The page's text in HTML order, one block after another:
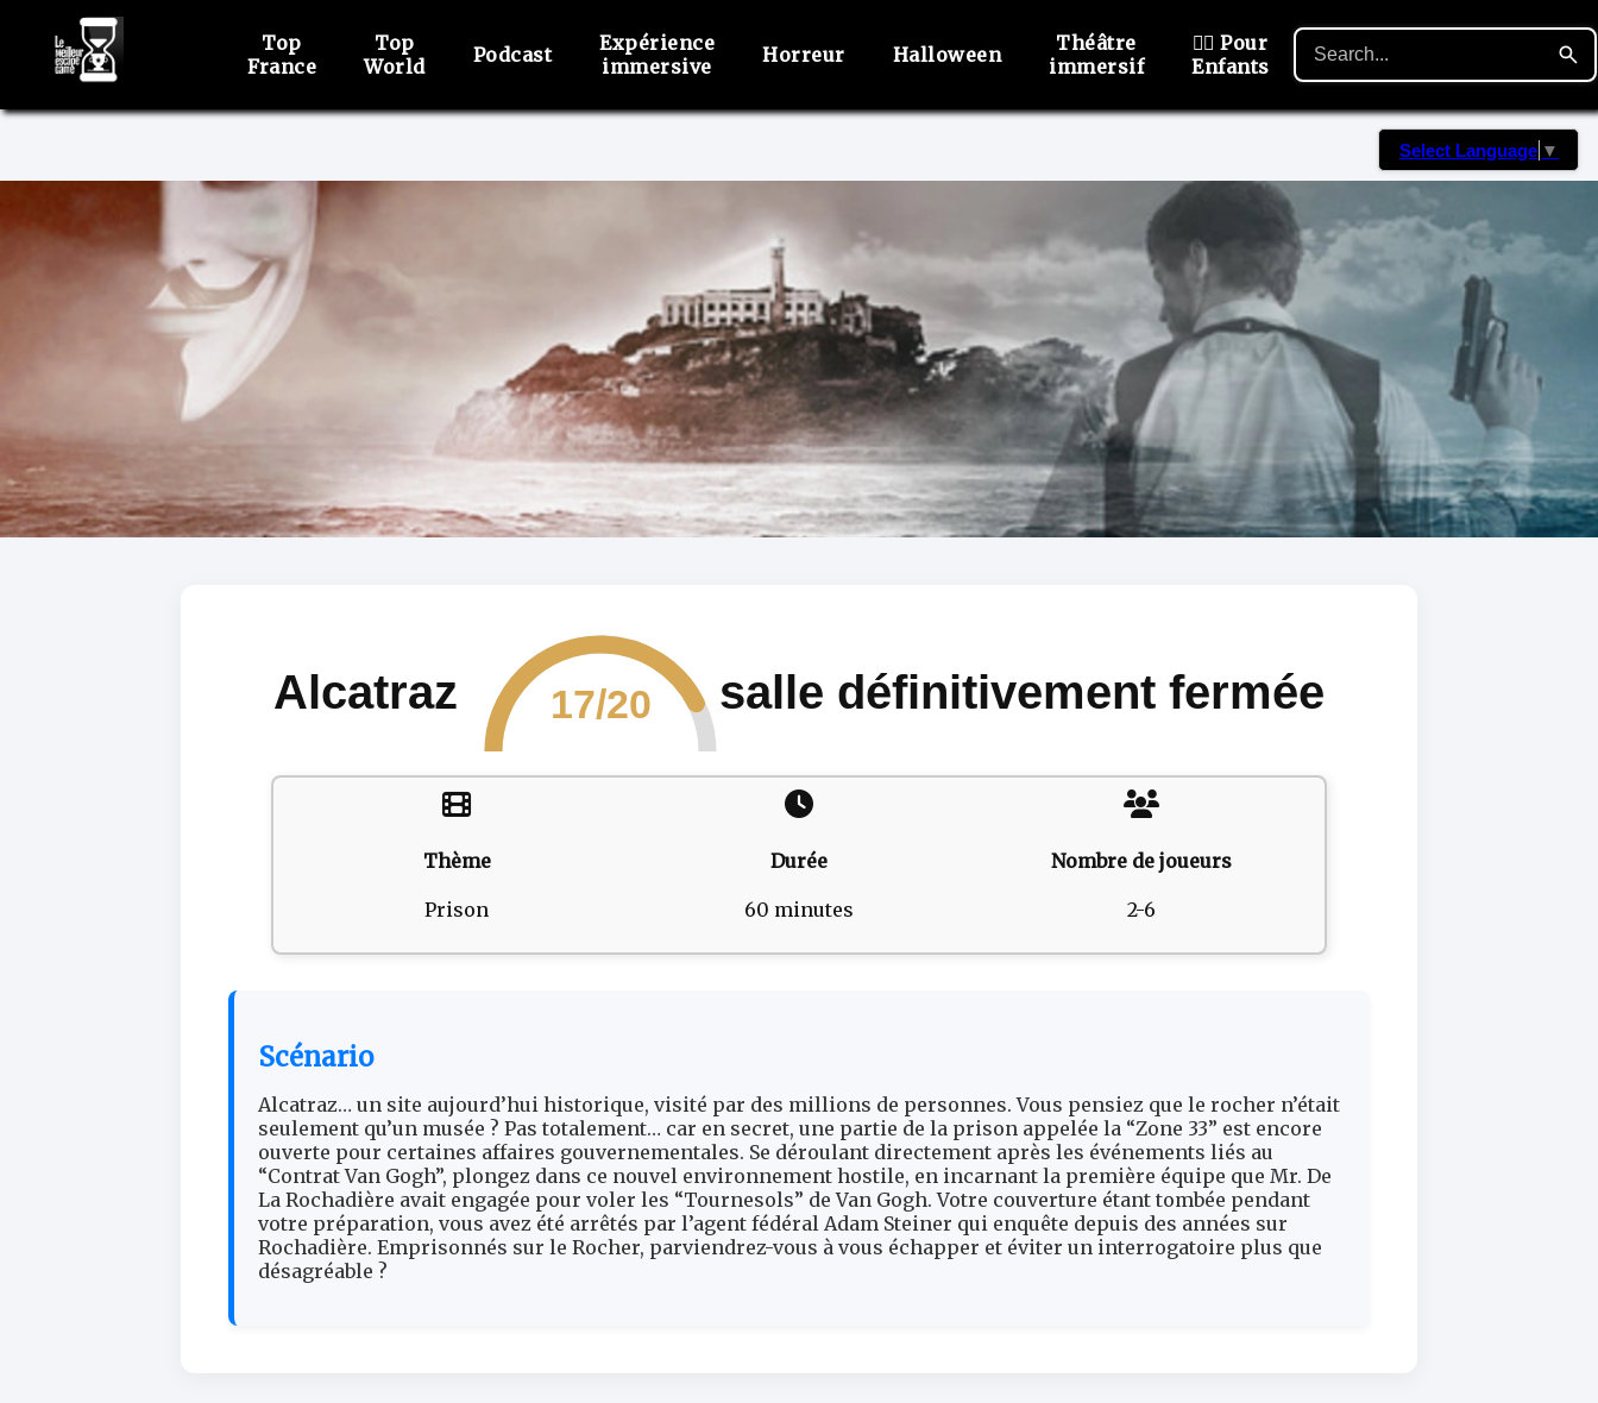
Top
France
Top
World
Podcast
Expérience
immersive
Horreur Halloween
Théâtre
immersif
🙋‍♂️ Pour
Enfants
Select Language ▼
Alcatraz 17/20 salle définitivement fermée
Thème
Prison
Durée
60 minutes
Nombre de joueurs
2-6
Scénario
Alcatraz… un site aujourd’hui historique, visité par des millions de personnes. Vous pensiez que le rocher n’était
seulement qu’un musée ? Pas totalement… car en secret, une partie de la prison appelée la “Zone 33” est encore
ouverte pour certaines affaires gouvernementales. Se déroulant directement après les événements liés au
“Contrat Van Gogh”, plongez dans ce nouvel environnement hostile, en incarnant la première équipe que Mr. De
La Rochadière avait engagée pour voler les “Tournesols” de Van Gogh. Votre couverture étant tombée pendant
votre préparation, vous avez été arrêtés par l’agent fédéral Adam Steiner qui enquête depuis des années sur
Rochadière. Emprisonnés sur le Rocher, parviendrez-vous à vous échapper et éviter un interrogatoire plus que
désagréable ?